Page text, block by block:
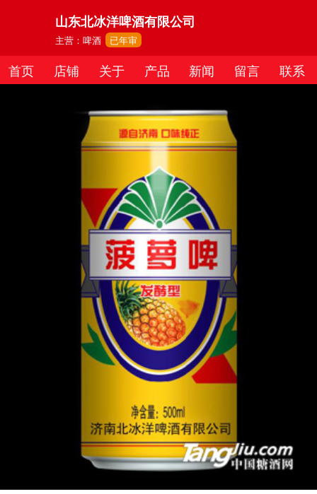
山东北冰洋啤酒有限公司
主营：啤酒 已年审
首页 店铺 关于 产品 新闻 留言 联系